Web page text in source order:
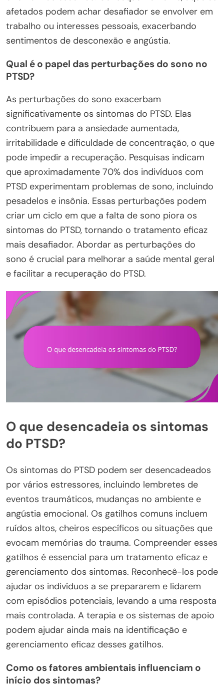
afetados podem achar desafiador se envolver em
trabalho ou interesses pessoais, exacerbando
sentimentos de desconexão e angústia.
Qual é o papel das perturbações do sono no
PTSD?
As perturbações do sono exacerbam
significativamente os sintomas do PTSD. Elas
contribuem para a ansiedade aumentada,
irritabilidade e dificuldade de concentração, o que
pode impedir a recuperação. Pesquisas indicam
que aproximadamente 70% dos indivíduos com
PTSD experimentam problemas de sono, incluindo
pesadelos e insônia. Essas perturbações podem
criar um ciclo em que a falta de sono piora os
sintomas do PTSD, tornando o tratamento eficaz
mais desafiador. Abordar as perturbações do
sono é crucial para melhorar a saúde mental geral
e facilitar a recuperação do PTSD.
O que desencadeia os sintomas
do PTSD?
Os sintomas do PTSD podem ser desencadeados
por vários estressores, incluindo lembretes de
eventos traumáticos, mudanças no ambiente e
angústia emocional. Os gatilhos comuns incluem
ruídos altos, cheiros específicos ou situações que
evocam memórias do trauma. Compreender esses
gatilhos é essencial para um tratamento eficaz e
gerenciamento dos sintomas. Reconhecê-los pode
ajudar os indivíduos a se prepararem e lidarem
com episódios potenciais, levando a uma resposta
mais controlada. A terapia e os sistemas de apoio
podem ajudar ainda mais na identificação e
gerenciamento eficaz desses gatilhos.
Como os fatores ambientais influenciam o
início dos sintomas?